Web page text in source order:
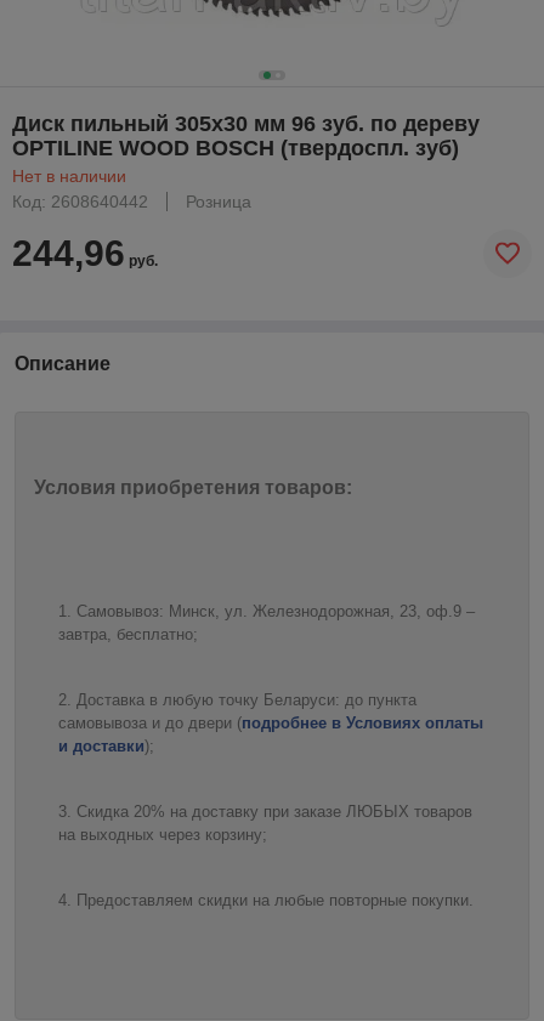
Диск пильный 305х30 мм 96 зуб. по дереву
OPTILINE WOOD BOSCH (твердоспл. зуб)
Нет в наличии
Код: 2608640442
Розница
244,96 руб.
Описание
Условия приобретения товаров:
Самовывоз: Минск, ул. Железнодорожная, 23, оф.9 –
завтра, бесплатно;
Доставка в любую точку Беларуси: до пункта
самовывоза и до двери (подробнее в Условиях оплаты
и доставки);
Скидка 20% на доставку при заказе ЛЮБЫХ товаров
на выходных через корзину;
Предоставляем скидки на любые повторные покупки.